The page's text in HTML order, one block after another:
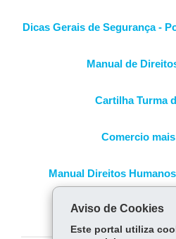
Dicas Gerais de Segurança -
Manual de
Cartilha Turma
Comercio
Manual Direitos
Segurança
Aviso de Cookies
Este portal utiliza